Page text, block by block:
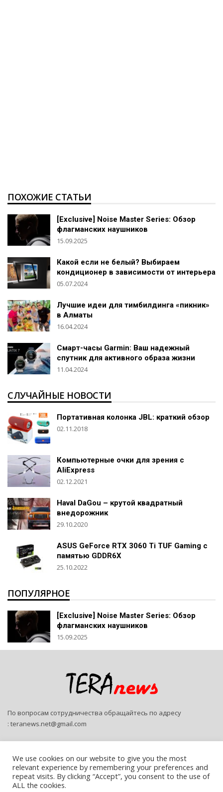
ПОХОЖИЕ СТАТЬИ
[Exclusive] Noise Master Series: Обзор
флагманских наушников
15.09.2025
Какой если не белый? Выбираем
кондиционер в зависимости от интерьера
05.07.2024
Лучшие идеи для тимбилдинга «пикник»
в Алматы
16.04.2024
Смарт-часы Garmin: Ваш надежный
спутник для активного образа жизни
11.04.2024
СЛУЧАЙНЫЕ НОВОСТИ
Портативная колонка JBL: краткий обзор
02.11.2018
Компьютерные очки для зрения с
AliExpress
02.12.2021
Haval DaGou – крутой квадратный
внедорожник
29.10.2020
ASUS GeForce RTX 3060 Ti TUF Gaming с
памятью GDDR6X
25.10.2022
ПОПУЛЯРНОЕ
[Exclusive] Noise Master Series: Обзор
флагманских наушников
15.09.2025
По вопросам сотрудничества обращайтесь по адресу
: teranews.net@gmail.com
We use cookies on our website to give you the most
relevant experience by remembering your preferences and
repeat visits. By clicking “Accept”, you consent to the use of
ALL the cookies.